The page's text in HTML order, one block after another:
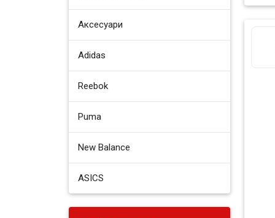
Аксесуари
Adidas
Reebok
Puma
New Balance
ASICS